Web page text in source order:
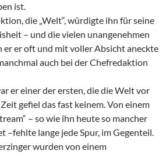
ist.
die „Welt“, würdigte ihn für seine
– und die vielen unangenehmen
er er oft und mit voller Absicht aneckte
auch bei der Chefredaktion
er einer der ersten, die die Welt vor
gefiel das fast keinem. Von einem
– so wie ihn heute so mancher
lange jede Spur, im Gegenteil.
wurden von einem